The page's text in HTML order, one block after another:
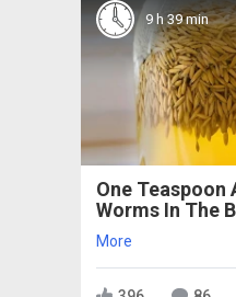
9 h 39 min
One Teaspoon
Worms In The
More